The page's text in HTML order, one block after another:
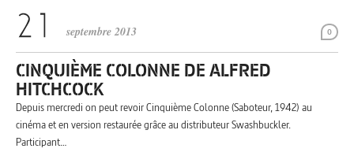
0
septembre 2013
CINQUIÈME COLONNE DE ALFRED
HITCHCOCK
Depuis mercredi on peut revoir Cinquième Colonne (Saboteur, 1942) au
cinéma et en version restaurée grâce au distributeur Swashbuckler.
Participant…